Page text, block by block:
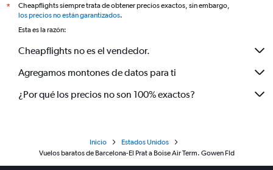
*
Cheapflights siempre trata de obtener precios exactos, sin embargo,
los precios no están garantizados.
Esta es la razón:
Cheapflights no es el vendedor.
Agregamos montones de datos para ti
¿Por qué los precios no son 100% exactos?
Inicio
Estados Unidos
Vuelos baratos de Barcelona-El Prat a Boise Air Term. Gowen Fld